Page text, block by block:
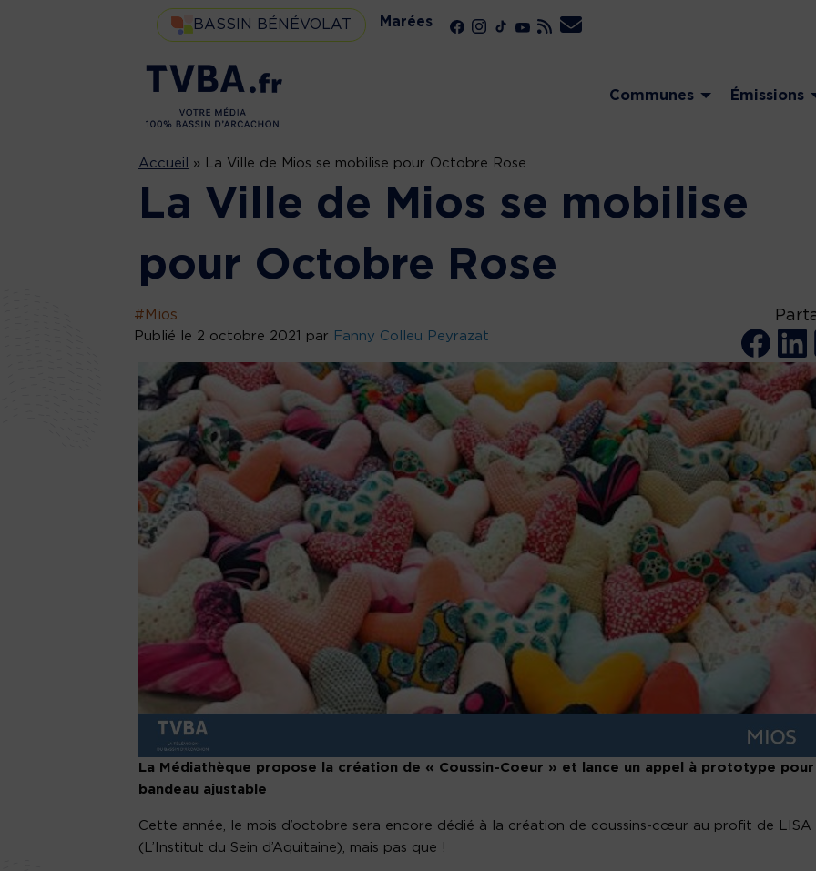
BASSIN BÉNÉVOLAT Marées
Communes Émissions
Accueil » La Ville de Mios se mobilise pour Octobre Rose
La Ville de Mios se mobilise
pour Octobre Rose
#Mios
Publié le 2 octobre 2021 par Fanny Colleu Peyrazat
La Médiathèque propose la création de « Coussin-Coeur » et lance un appel à prototype pour
bandeau ajustable
Cette année, le mois d’octobre sera encore dédié à la création de coussins-cœur au profit de LISA
(L’Institut du Sein d’Aquitaine), mais pas que !